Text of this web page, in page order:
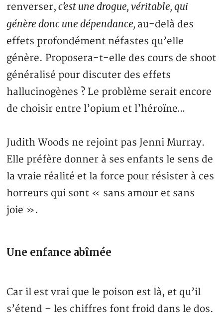
renverser, c’est une drogue, véritable, qui
génère donc une dépendance, au-delà des
effets profondément néfastes qu’elle
génère. Proposera-t-elle des cours de shoot
généralisé pour discuter des effets
hallucinogènes ? Le problème serait encore
de choisir entre l’opium et l’héroïne…
Judith Woods ne rejoint pas Jenni Murray.
Elle préfère donner à ses enfants le sens de
la vraie réalité et la force pour résister à ces
horreurs qui sont « sans amour et sans
joie ».
Une enfance abîmée
Car il est vrai que le poison est là, et qu’il
s’étend – les chiffres font froid dans le dos.